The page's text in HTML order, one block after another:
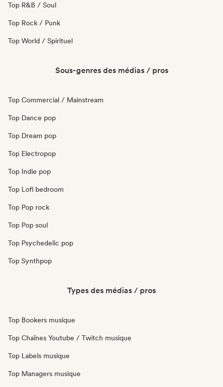
Top R&B / Soul
Top Rock / Punk
Top World / Spirituel
Sous-genres des médias / pros
Top Commercial / Mainstream
Top Dance pop
Top Dream pop
Top Electropop
Top Indie pop
Top Lofi bedroom
Top Pop rock
Top Pop soul
Top Psychedelic pop
Top Synthpop
Types des médias / pros
Top Bookers musique
Top Chaînes Youtube / Twitch musique
Top Labels musique
Top Managers musique